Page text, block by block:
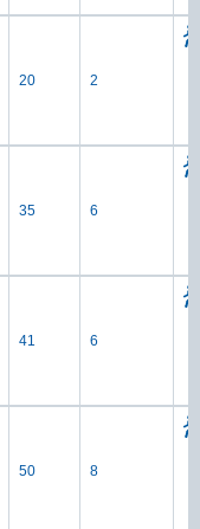
20 2
35 6
41 6
50 8